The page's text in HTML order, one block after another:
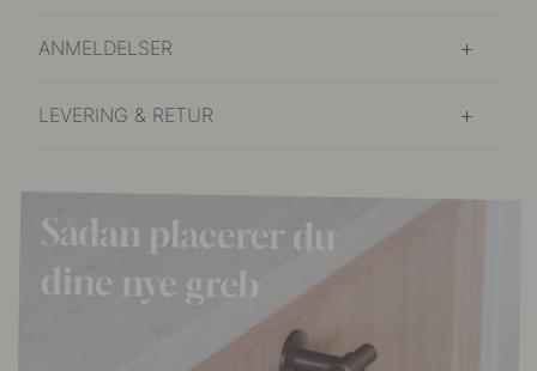
ANMELDELSER
LEVERING & RETUR